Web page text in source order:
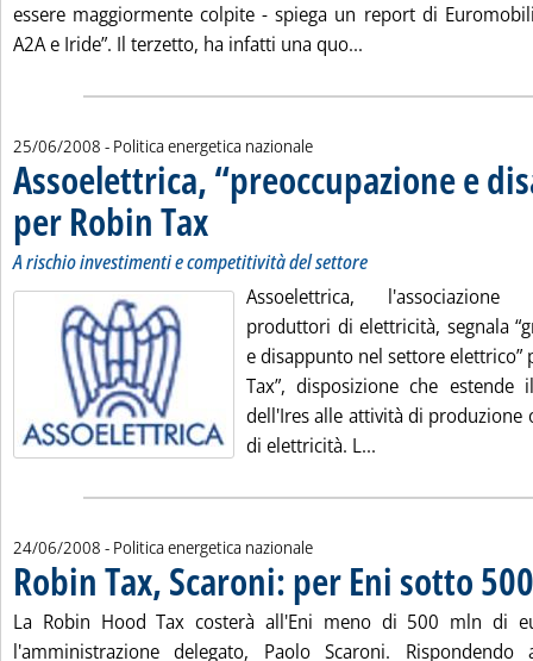
essere maggiormente colpite - spiega un report di
A2A e Iride”. Il terzetto, ha infatti una quo...
25/06/2008 - Politica energetica nazionale
Assoelettrica, “preoccupazione e
per Robin Tax. Sottotitolo: A rischio investimenti e competitività del
. Pubblicata mercoledì 25 giugno 2008 alle 12.50.
A rischio investimenti e competitività del settore
Assoelettrica,
produttori di elettricità, segnala
e disappunto nel settore elettrico”
Tax”, disposizione che estende
dell'Ires alle attività di produzione
di elettricità. L...
24/06/2008 - Politica energetica nazionale
Robin Tax, Scaroni: per Eni sotto
La Robin Hood Tax costerà all'Eni meno di 500 mln di
l'amministrazione delegato, Paolo Scaroni.